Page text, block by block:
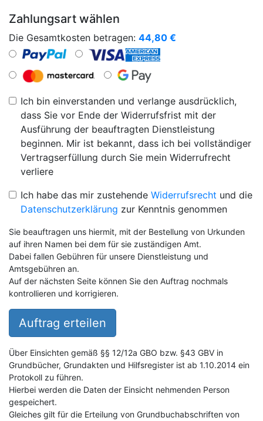
Zahlungsart wählen
Die Gesamtkosten betragen: 44,80 €
Ich bin einverstanden und verlange ausdrücklich,
dass Sie vor Ende der Widerrufsfrist mit der
Ausführung der beauftragten Dienstleistung
beginnen. Mir ist bekannt, dass ich bei vollständiger
Vertragserfüllung durch Sie mein Widerrufrecht
verliere
Ich habe das mir zustehende Widerrufsrecht und die
Datenschutzerklärung zur Kenntnis genommen
Sie beauftragen uns hiermit, mit der Bestellung von Urkunden
auf ihren Namen bei dem für sie zuständigen Amt.
Dabei fallen Gebühren für unsere Dienstleistung und
Amtsgebühren an.
Auf der nächsten Seite können Sie den Auftrag nochmals
kontrollieren und korrigieren.
Auftrag erteilen
Über Einsichten gemäß §§ 12/12a GBO bzw. §43 GBV in
Grundbücher, Grundakten und Hilfsregister ist ab 1.10.2014 ein
Protokoll zu führen.
Hierbei werden die Daten der Einsicht nehmenden Person
gespeichert.
Gleiches gilt für die Erteilung von Grundbuchabschriften von